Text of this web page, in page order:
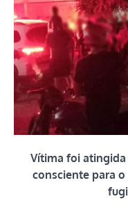
Vítima foi
consciente para